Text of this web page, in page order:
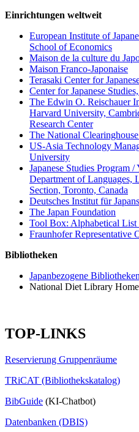
Einrichtungen weltweit
European Institute of
School of Economics
Maison de la culture du
Maison Franco-Japonaise
Terasaki Center for
Center for Japanese
The Edwin O. Reischauer
Harvard University,
Research Center
The National
US-Asia Technology
University
Japanese Studies Program
Department of Languages,
Section, Toronto, Canada
Deutsches Institut für
The Japan Foundation
Tool Box: Alphabetical List
Fraunhofer Representative
Bibliotheken
Japanbezogene
National Diet Library
TOP-LINKS
Reservierung Gruppenräume
TRiCAT (Bibliothekskatalog)
BibGuide (KI-Chatbot)
Datenbanken (DBIS)